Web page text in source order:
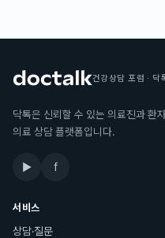
건강상담 포럼 · 닥
닥톡은 신뢰할 수 있는 의료진과 환
의료 상담 플랫폼입니다.
▶ f
서비스
상담·질문